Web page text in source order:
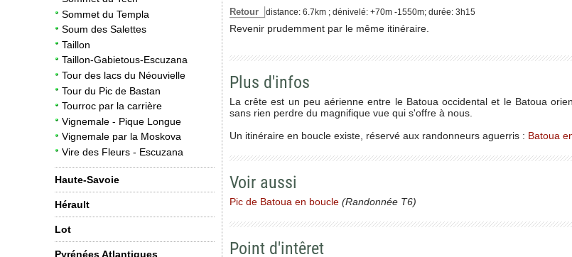
Sommet du Templa
Soum des Salettes
Taillon
Taillon-Gabietous-Escuzana
Tour des lacs du Néouvielle
Tour du Pic de Bastan
Tourroc par la carrière
Vignemale - Pique Longue
Vignemale par la Moskova
Vire des Fleurs - Escuzana
Haute-Savoie
Hérault
Lot
Pyrénées Atlantiques
Retour distance: 6.7km ; dénivelé: +70m -1550m; durée: 3h15
Revenir prudemment par le même itinéraire.
Plus d'infos
La crête est un peu aérienne entre le Batoua occidental et le Batoua
sans rien perdre du magnifique vue qui s'offre à nous.
Un itinéraire en boucle existe, réservé aux randonneurs aguerris : Batoua
Voir aussi
Pic de Batoua en boucle (Randonnée T6)
Point d'intêret